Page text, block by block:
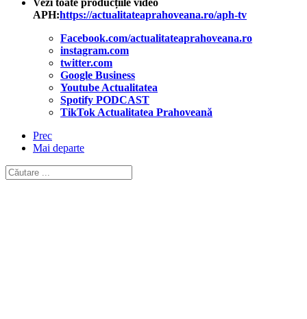
APH:https://actualitateaprahoveana.ro/aph-tv
Facebook.com/actualitateaprahoveana.ro
instagram.com
twitter.com
Google Business
Youtube Actualitatea
Spotify PODCAST
TikTok Actualitatea Prahoveană
Prec
Mai departe